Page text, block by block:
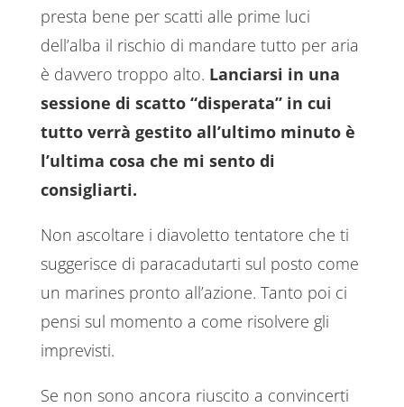
presta bene per scatti alle prime luci
dell’alba il rischio di mandare tutto per aria
è davvero troppo alto. Lanciarsi in una
sessione di scatto “disperata” in cui
tutto verrà gestito all’ultimo minuto è
l’ultima cosa che mi sento di
consigliarti.
Non ascoltare i diavoletto tentatore che ti
suggerisce di paracadutarti sul posto come
un marines pronto all’azione. Tanto poi ci
pensi sul momento a come risolvere gli
imprevisti.
Se non sono ancora riuscito a convincerti